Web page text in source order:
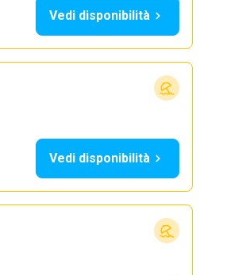
Vedi disponibilità
Vedi disponibilità